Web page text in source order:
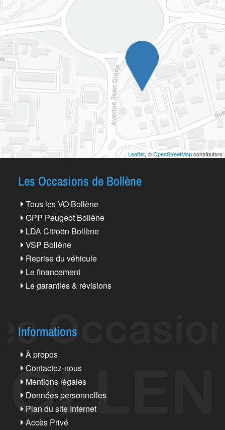
Leaflet, ©OpenStreetMapcontributors
Les Occasions de Bollène
Tous les VO Bollène
GPP Peugeot Bollène
LDA Citroën Bollène
VSP Bollène
Reprise du véhicule
Le financement
Le garanties & révisions
Informations
À propos
Contactez-nous
Mentions légales
Données personnelles
Plan du site Internet
Accès Privé